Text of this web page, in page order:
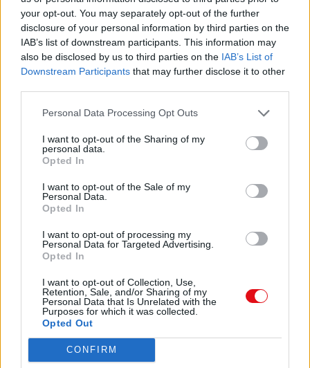
your opt-out. You may separately opt-out of the further
disclosure of your personal information by third parties on the
IAB’s list of downstream participants. This information may
also be disclosed by us to third parties on the IAB’s List of
Downstream Participants that may further disclose it to other
Personal Data Processing Opt Outs
I want to opt-out of the Sharing of my
personal data.
Opted In
I want to opt-out of the Sale of my
Personal Data.
Opted In
I want to opt-out of processing my
Personal Data for Targeted Advertising.
Opted In
I want to opt-out of Collection, Use,
Retention, Sale, and/or Sharing of my
Personal Data that Is Unrelated with the
Purposes for which it was collected.
Opted Out
CONFIRM
Los archivos en esta página ha sido compartidos por los usuarios del sitio.
Caja PDFes una plataforma de gestión de documentos en línea domiciliada
en Francia y cumpliendo estrictamente con las leyes nacionales y europeas.
Al tener una función legal de intermediario técnico neutral, los contenidos
compartidos por los usuarios del sitio no se moderan a priori.
Informar de un contenido abusivo o ilegal
Caja PDF
Sobre Caja PDF
Cargar un archivo
Caja de instrumento
Preguntas frecuentes
Términos de Uso del sitio
Contacto
Mi cuenta
Administrador de archivos
Conectar
Crea una cuenta Caja PDF
Contraseña perdida
Preferencias de usuario